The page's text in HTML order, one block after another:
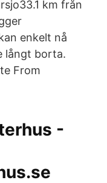
km från
enkelt nå
långt borta.
From
-